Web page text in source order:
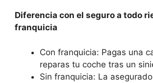
Diferencia con el seguro a todo
franquicia
Con franquicia: Pagas una
reparas tu coche tras un
Sin franquicia: La